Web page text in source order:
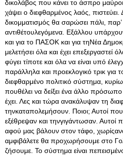
δικολάβος που κάνει το άσπρο
χάψει ο διεφθαρμένος λαός, πιστεύει.
δικομματισμός θα σαρώσει πάλι,
αντιθέτουλεγόμενα. Εξάλλου
και για το ΠΑΣΟΚ και για τηΝέα
μελετήσει όλα και έχει επεξεργαστεί
φύγει τίποτε και όλα να είναι υπό
παράλληλα και προεκλογικό τρικ για
διεφθαρμένο πολιτικό σύστημα,
πουθέλει να δείξει ένα άλλο
έχει. Λες και τώρα ανακάλυψαν τη
τηνκαταπολεμήσουν. Ποιοι; Αυτοί
εξέθρεψαν και τηνγιγάντωσαν.
αφού μας βάλουν στον τάφο,
αμφιβάλετε θα προχωρήσουμε στο
ζήσουμε. Το σύστημα είναι πεπεισμένο